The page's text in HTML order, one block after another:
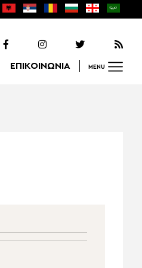
ΕΠΙΚΟΙΝΩΝΙΑ MENU